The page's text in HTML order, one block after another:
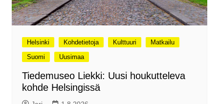
Helsinki Kohdetietoja Kulttuuri
Matkailu
Suomi
Uusimaa
Tiedemuseo Liekki: Uusi houkutteleva
kohde Helsingissä